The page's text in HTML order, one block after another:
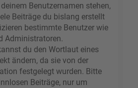
Benutzernamen stehen,
Beiträge du bislang erstellt
bestimmte Benutzer wie
Administratoren.
du den Wortlaut eines
ändern, da sie von der
festgelegt wurden. Bitte
Beiträge, nur um